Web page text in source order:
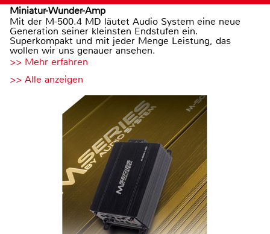
Miniatur-Wunder-Amp
Mit der M-500.4 MD läutet Audio System eine neue
Generation seiner kleinsten Endstufen ein.
Superkompakt und mit jeder Menge Leistung, das
wollen wir uns genauer ansehen.
>> Mehr erfahren
>> Alle anzeigen